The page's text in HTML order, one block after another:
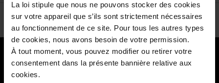
La loi stipule que nous ne pouvons stocker des cookies
sur votre appareil que s’ils sont strictement nécessaires
au fonctionnement de ce site. Pour tous les autres types
de cookies, nous avons besoin de votre permission.
À tout moment, vous pouvez modifier ou retirer votre
consentement dans la présente bannière relative aux
cookies.
À propos de nous
Nos services